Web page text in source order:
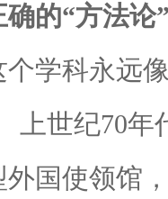
确的“方法论
个学科永远
上世纪70年
外国使领馆